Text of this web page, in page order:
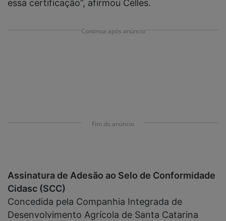
essa certificação”, afirmou Celles.
Continua após anúncio
Fim do anúncio
Assinatura de Adesão ao Selo de Conformidade
Cidasc (SCC)
Concedida pela Companhia Integrada de
Desenvolvimento Agrícola de Santa Catarina